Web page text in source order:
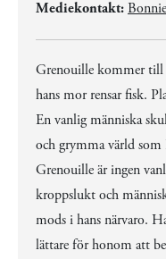
Mediekontakt:
Grenouille kommer till
hans mor rensar fisk.
En vanlig människa
och grymma värld
Grenouille är ingen
kroppslukt och
mods i hans närvaro.
lättare för honom att